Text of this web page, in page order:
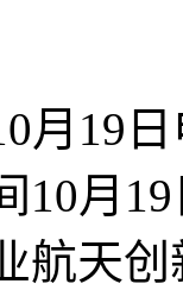
月19
10月
航天